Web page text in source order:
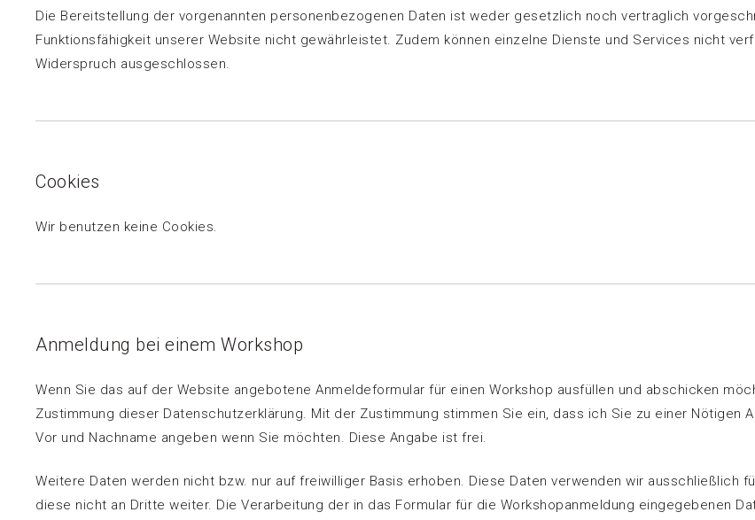
Die Bereitstellung der vorgenannten personenbezogenen Daten ist weder gesetzlich noch vertraglich
Funktionsfähigkeit unserer Website nicht gewährleistet. Zudem können einzelne Dienste und Services nicht
Widerspruch ausgeschlossen.
Cookies
Wir benutzen keine Cookies.
Anmeldung bei einem Workshop
Wenn Sie das auf der Website angebotene Anmeldeformular für einen Workshop ausfüllen und abschicken
Zustimmung dieser Datenschutzerklärung. Mit der Zustimmung stimmen Sie ein, dass ich Sie zu einer Nötigen
Vor und Nachname angeben wenn Sie möchten. Diese Angabe ist frei.
Weitere Daten werden nicht bzw. nur auf freiwilliger Basis erhoben. Diese Daten verwenden wir ausschließlich
diese nicht an Dritte weiter. Die Verarbeitung der in das Formular für die Workshopanmeldung eingegebenen